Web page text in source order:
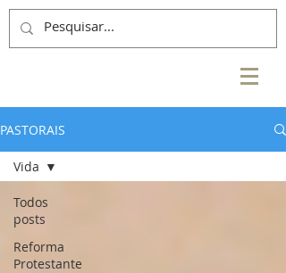
PASTORAIS
Todos
posts
Reforma
Protestante
Vida